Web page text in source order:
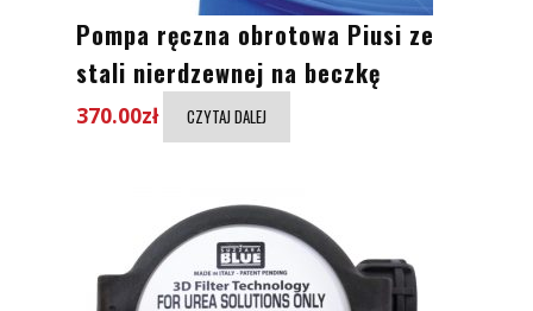
Pompa ręczna obrotowa Piusi ze
stali nierdzewnej na beczkę
370.00zł CZYTAJ DALEJ